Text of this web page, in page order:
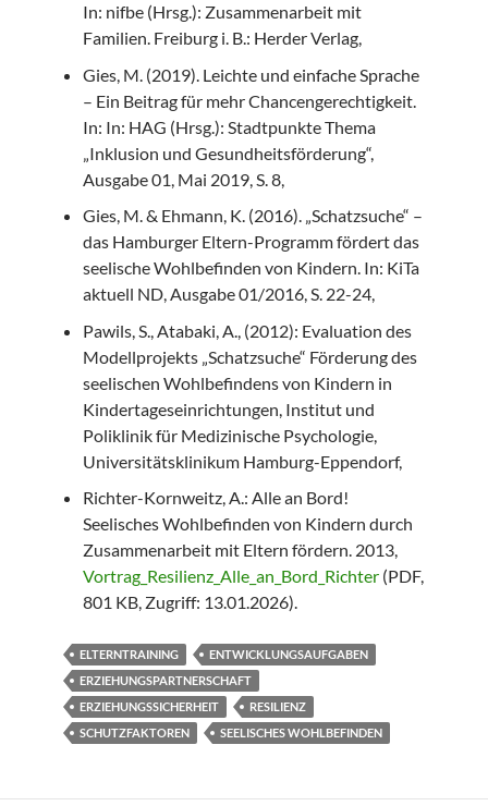
In: nifbe (Hrsg.): Zusammenarbeit mit
Familien. Freiburg i. B.: Herder Verlag,
Gies, M. (2019). Leichte und einfache Sprache
– Ein Beitrag für mehr Chancengerechtigkeit.
In: In: HAG (Hrsg.): Stadtpunkte Thema
„Inklusion und Gesundheitsförderung“,
Ausgabe 01, Mai 2019, S. 8,
Gies, M. & Ehmann, K. (2016). „Schatzsuche“ –
das Hamburger Eltern-Programm fördert das
seelische Wohlbefinden von Kindern. In: KiTa
aktuell ND, Ausgabe 01/2016, S. 22-24,
Pawils, S., Atabaki, A., (2012): Evaluation des
Modellprojekts „Schatzsuche“ Förderung des
seelischen Wohlbefindens von Kindern in
Kindertageseinrichtungen, Institut und
Poliklinik für Medizinische Psychologie,
Universitätsklinikum Hamburg-Eppendorf,
Richter-Kornweitz, A.: Alle an Bord!
Seelisches Wohlbefinden von Kindern durch
Zusammenarbeit mit Eltern fördern. 2013,
Vortrag_Resilienz_Alle_an_Bord_Richter (PDF,
801 KB, Zugriff: 13.01.2026).
ELTERNTRAINING
ENTWICKLUNGSAUFGABEN
ERZIEHUNGSPARTNERSCHAFT
ERZIEHUNGSSICHERHEIT
RESILIENZ
SCHUTZFAKTOREN
SEELISCHES WOHLBEFINDEN